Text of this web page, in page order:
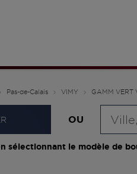
Pas-de-Calais VIMY GAMM VERT
OU
sélectionnant le modèle de